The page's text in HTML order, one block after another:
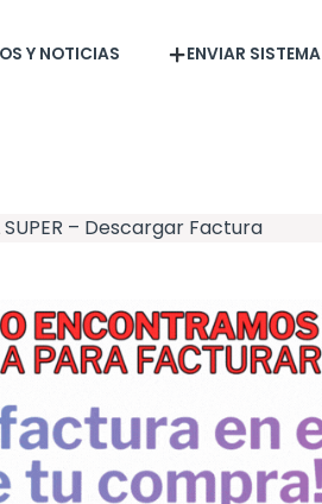
Y NOTICIAS ENVIAR SISTEMA
– Descargar Factura